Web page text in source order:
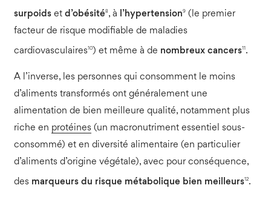
surpoidset d’obésité8, à l’hypertension9(le premier
facteur de risque modifiable de maladies
cardiovasculaires10) et même à de nombreux cancers11.
A l’inverse, les personnes qui consomment le moins
d’aliments transformés ont généralement une
alimentation de bien meilleure qualité, notamment plus
riche en protéines(un macronutriment essentiel sous-
consommé) et en diversité alimentaire (en particulier
d’aliments d’origine végétale), avec pour conséquence,
des marqueurs du risque métabolique bien meilleurs12.